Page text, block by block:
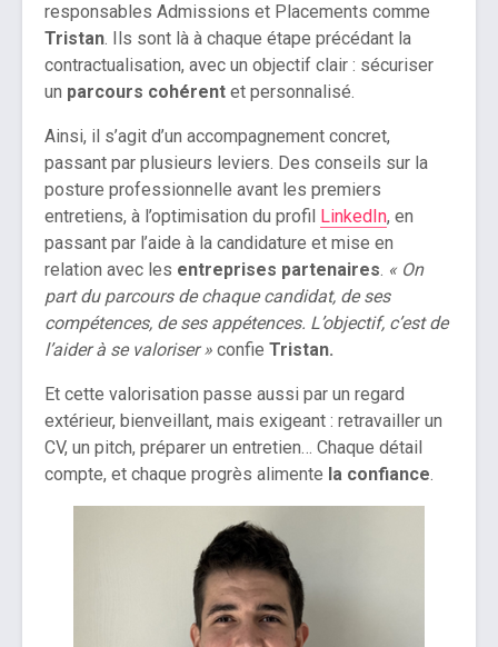
responsables Admissions et Placements comme
Tristan. Ils sont là à chaque étape précédant la
contractualisation, avec un objectif clair : sécuriser
un parcours cohérent et personnalisé.
Ainsi, il s’agit d’un accompagnement concret,
passant par plusieurs leviers. Des conseils sur la
posture professionnelle avant les premiers
entretiens, à l’optimisation du profil
LinkedIn, en
passant par l’aide à la candidature et mise en
relation avec les entreprises partenaires. « On
part du parcours de chaque candidat, de ses
compétences, de ses appétences. L’objectif, c’est de
l’aider à se valoriser » confie Tristan.
Et cette valorisation passe aussi par un regard
extérieur, bienveillant, mais exigeant : retravailler un
CV, un pitch, préparer un entretien… Chaque détail
compte, et chaque progrès alimente la confiance.